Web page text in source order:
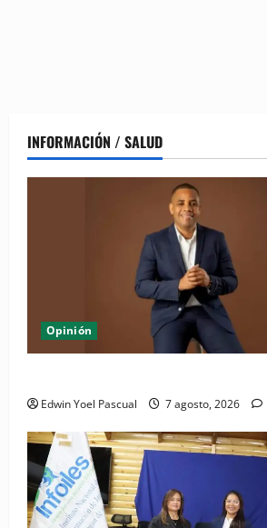
INFORMACIÓN / SALUD
Opinión
Edwin Yoel Pascual 7 agosto, 2026